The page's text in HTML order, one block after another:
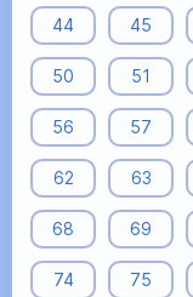
44 45
50 51
56 57
62 63
68 69
74 75